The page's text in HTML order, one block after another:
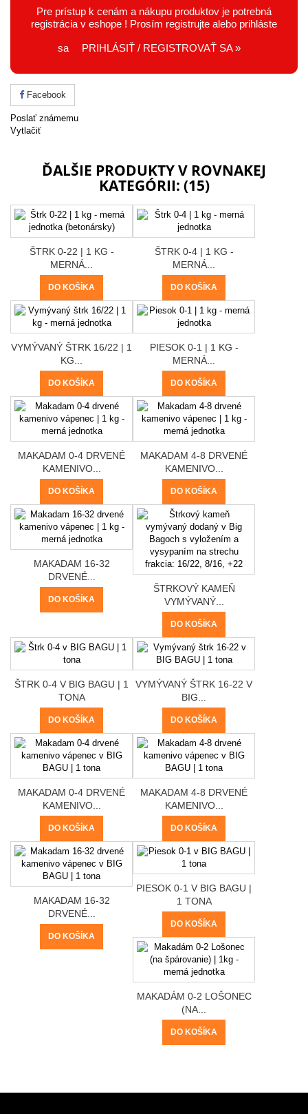
Pre prístup k cenám a nákupu produktov je potrebná
registrácia v eshope ! Prosím registrujte alebo prihláste
sa PRIHLÁSIŤ / REGISTROVAŤ SA »
Facebook
Poslať známemu
Vytlačiť
ĎALŠIE PRODUKTY V ROVNAKEJ
KATEGÓRII: (15)
ŠTRK 0-22 | 1 KG -
MERNÁ...
DO KOŠÍKA
ŠTRK 0-4 | 1 KG -
MERNÁ...
DO KOŠÍKA
VYMÝVANÝ ŠTRK 16/22 | 1
KG...
DO KOŠÍKA
PIESOK 0-1 | 1 KG -
MERNÁ...
DO KOŠÍKA
MAKADAM 0-4 DRVENÉ
KAMENIVO...
DO KOŠÍKA
MAKADAM 4-8 DRVENÉ
KAMENIVO...
DO KOŠÍKA
MAKADAM 16-32
DRVENÉ...
DO KOŠÍKA
ŠTRKOVÝ KAMEŇ
VYMÝVANÝ...
DO KOŠÍKA
ŠTRK 0-4 V BIG BAGU | 1
TONA
DO KOŠÍKA
VYMÝVANÝ ŠTRK 16-22 V
BIG...
DO KOŠÍKA
MAKADAM 0-4 DRVENÉ
KAMENIVO...
DO KOŠÍKA
MAKADAM 4-8 DRVENÉ
KAMENIVO...
DO KOŠÍKA
MAKADAM 16-32
DRVENÉ...
DO KOŠÍKA
PIESOK 0-1 V BIG BAGU |
1 TONA
DO KOŠÍKA
MAKADÁM 0-2 LOŠONEC
(NA...
DO KOŠÍKA